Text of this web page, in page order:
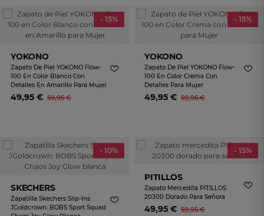
- 15%
YOKONO
Zapato De Piel YOKONO Flow-
100 En Color Blanco Con
Detalles En Amarillo Para Mujer
49,95 € 59,95 €
- 15%
YOKONO
Zapato De Piel YOKONO Flow-
100 En Color Crema Con
Detalles Para Mujer
49,95 € 59,95 €
- 10%
SKECHERS
Zapatilla Skechers Slip-Ins
JGoldcrown: BOBS Sport Squad
- 15%
PITILLOS
Zapato Mercedita PITILLOS
20300 Dorado Para Señora
49,95 € 59,95 €